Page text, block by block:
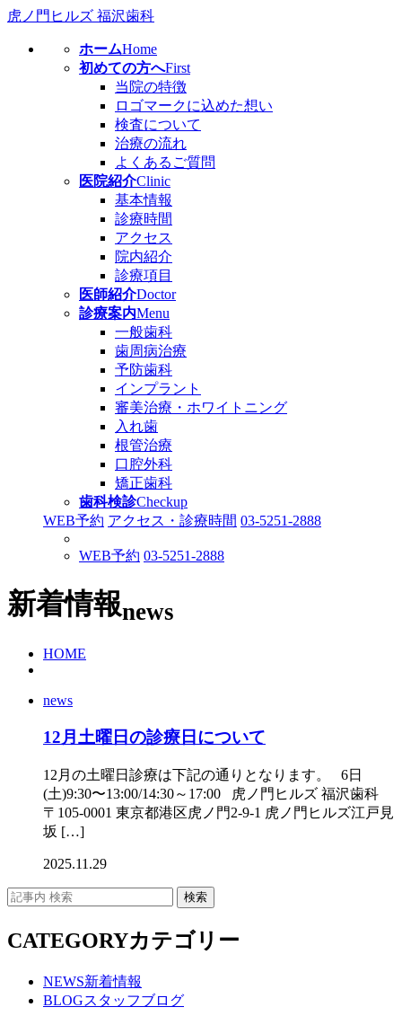
虎ノ門ヒルズ 福沢歯科
ホームHome
初めての方へFirst
当院の特徴
ロゴマークに込めた想い
検査について
治療の流れ
よくあるご質問
医院紹介Clinic
基本情報
診療時間
アクセス
院内紹介
診療項目
医師紹介Doctor
診療案内Menu
一般歯科
歯周病治療
予防歯科
インプラント
審美治療・ホワイトニング
入れ歯
根管治療
口腔外科
矯正歯科
歯科検診Checkup
WEB予約 アクセス・診療時間 03-5251-2888
WEB予約 03-5251-2888
新着情報news
HOME
news
12月土曜日の診療日について
12月の土曜日診療は下記の通りとなります。 6日
(土)9:30〜13:00/14:30～17:00 虎ノ門ヒルズ 福沢歯科
〒105-0001 東京都港区虎ノ門2-9-1 虎ノ門ヒルズ江戸見
坂 […]
2025.11.29
CATEGORYカテゴリー
NEWS新着情報
BLOGスタッフブログ